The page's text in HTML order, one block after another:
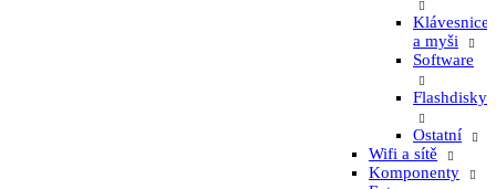
Klávesnice
a myši
Software
Flashdisky
Ostatní
Wifi a sítě
Komponenty